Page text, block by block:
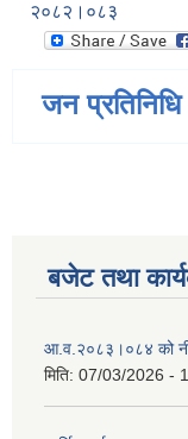
२०८२।०८३
जन प्रतिनिधि
बजेट तथा
आ.व.२०८३।०८४ को
मिति: 07/03/2026 -